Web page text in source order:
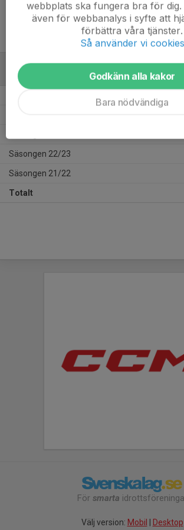
ALLA SERIER ALLA ÅR
Säsongen 22/23
Säsongen 21/22
Totalt
För smarta
Välj version: Mobil Desktop
webbplats ska fungera bra för dig.
även för webbanalys i syfte att
förbättra våra tjänster.
Så använder vi cookies
Godkänn alla kakor
Bara nödvändiga